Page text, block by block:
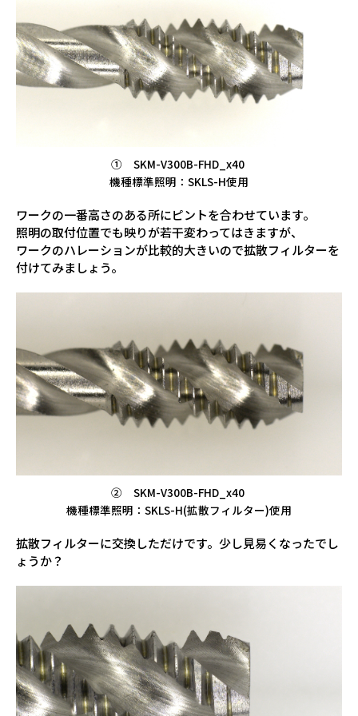
① SKM-V300B-FHD_x40
機種標準照明：SKLS-H使用
ワークの一番高さのある所にピントを合わせています。
照明の取付位置でも映りが若干変わってはきますが、
ワークのハレーションが比較的大きいので拡散フィルターを
付けてみましょう。
② SKM-V300B-FHD_x40
機種標準照明：SKLS-H(拡散フィルター)使用
拡散フィルターに交換しただけです。少し見易くなったでし
ょうか？